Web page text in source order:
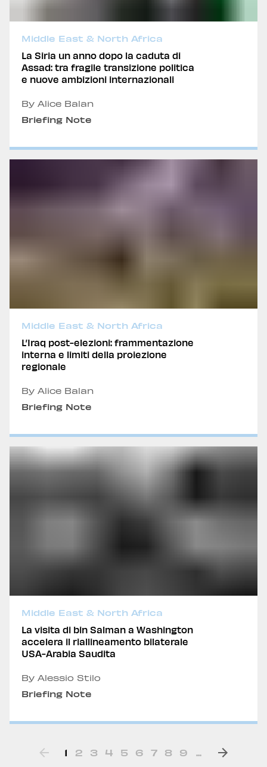
Middle East & North Africa
La Siria un anno dopo la caduta di
Assad: tra fragile transizione politica
e nuove ambizioni internazionali
By Alice Balan
Briefing Note
Middle East & North Africa
L’Iraq post-elezioni: frammentazione
interna e limiti della proiezione
regionale
By Alice Balan
Briefing Note
Middle East & North Africa
La visita di bin Salman a Washington
accelera il riallineamento bilaterale
USA-Arabia Saudita
By Alessio Stilo
Briefing Note
1 2 3 4 5 6 7 8 9 ...